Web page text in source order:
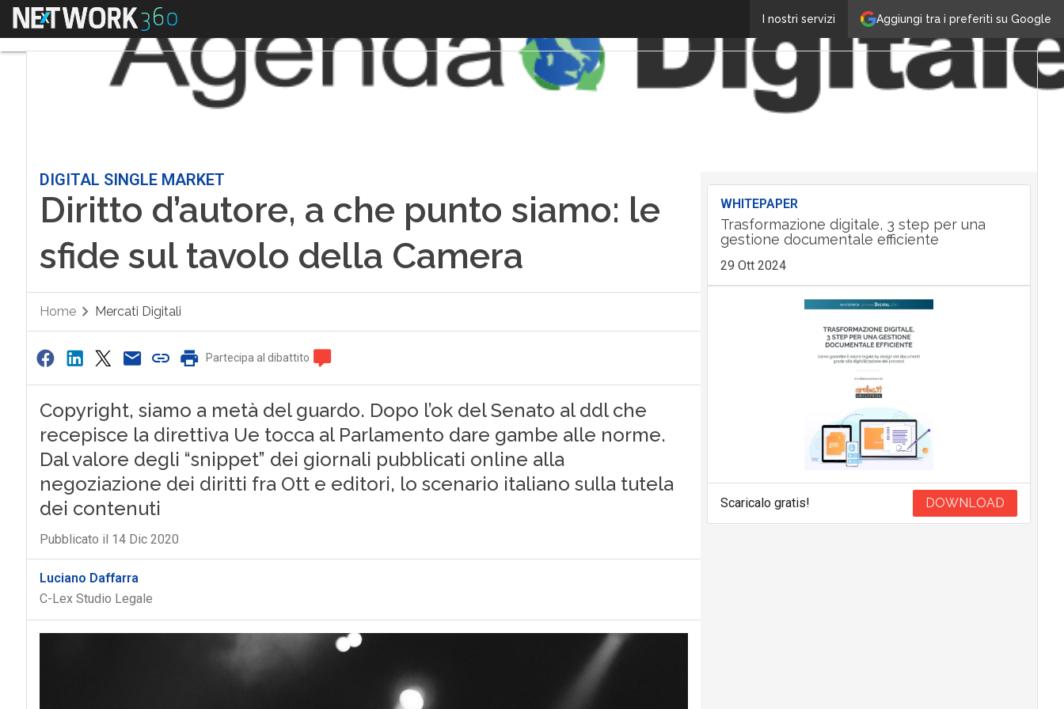
Aggiungi tra i preferiti su Google
I nostri servizi
Menu
DIGITAL SINGLE MARKET
Diritto d’autore, a che punto siamo: le
sfide sul tavolo della Camera
Home Mercati Digitali
Partecipa al dibattito
Copyright, siamo a metà del guardo. Dopo l’ok del Senato al ddl che
recepisce la direttiva Ue tocca al Parlamento dare gambe alle norme.
Dal valore degli “snippet” dei giornali pubblicati online alla
negoziazione dei diritti fra Ott e editori, lo scenario italiano sulla tutela
dei contenuti
Pubblicato il 14 Dic 2020
Luciano Daffarra
C-Lex Studio Legale
WHITEPAPER
Trasformazione digitale, 3 step per una
gestione documentale efficiente
29 Ott 2024
Scaricalo gratis! DOWNLOAD